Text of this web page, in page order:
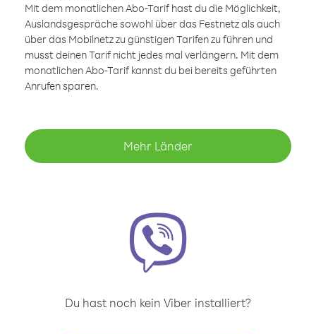
Mit dem monatlichen Abo-Tarif hast du die Möglichkeit,
Auslandsgespräche sowohl über das Festnetz als auch
über das Mobilnetz zu günstigen Tarifen zu führen und
musst deinen Tarif nicht jedes mal verlängern. Mit dem
monatlichen Abo-Tarif kannst du bei bereits geführten
Anrufen sparen.
Mehr Länder
Du hast noch kein Viber installiert?